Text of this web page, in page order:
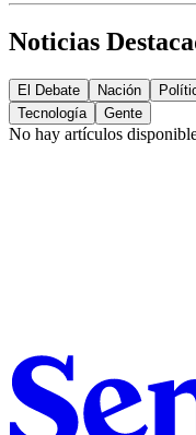
Noticias
El Debate Nación
Tecnología
Gente
No hay artículos